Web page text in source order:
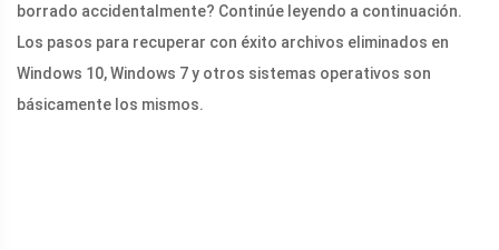
borrado accidentalmente? Continúe leyendo a continuación.
Los pasos para recuperar con éxito archivos eliminados en
Windows 10, Windows 7 y otros sistemas operativos son
básicamente los mismos.